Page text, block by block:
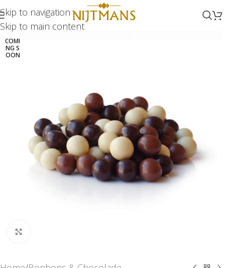
Skip to navigation
Skip to main content
COMI
NG S
OON